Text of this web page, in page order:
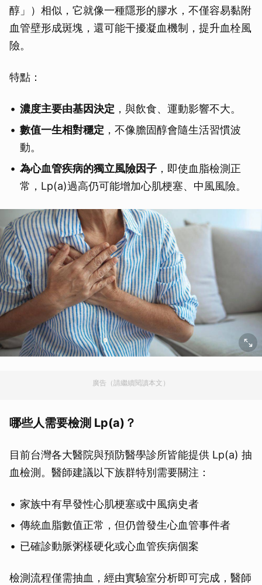
醇」）相似，它就像一種隱形的膠水，不僅容易黏附
血管壁形成斑塊，還可能干擾凝血機制，提升血栓風
險。
特點：
濃度主要由基因決定 ，與飲食、運動影響不大。
數值一生相對穩定 ，不像膽固醇會隨生活習慣波
動。
為心血管疾病的獨立風險因子 ，即使血脂檢測正
常，Lp(a)過高仍可能增加心肌梗塞、中風風險。
廣告（請繼續閱讀本文）
哪些人需要檢測 Lp(a)？
目前台灣各大醫院與預防醫學診所皆能提供 Lp(a) 抽
血檢測。醫師建議以下族群特別需要關注：
家族中有早發性心肌梗塞或中風病史者
傳統血脂數值正常，但仍曾發生心血管事件者
已確診動脈粥樣硬化或心血管疾病個案
檢測流程僅需抽血，經由實驗室分析即可完成，醫師